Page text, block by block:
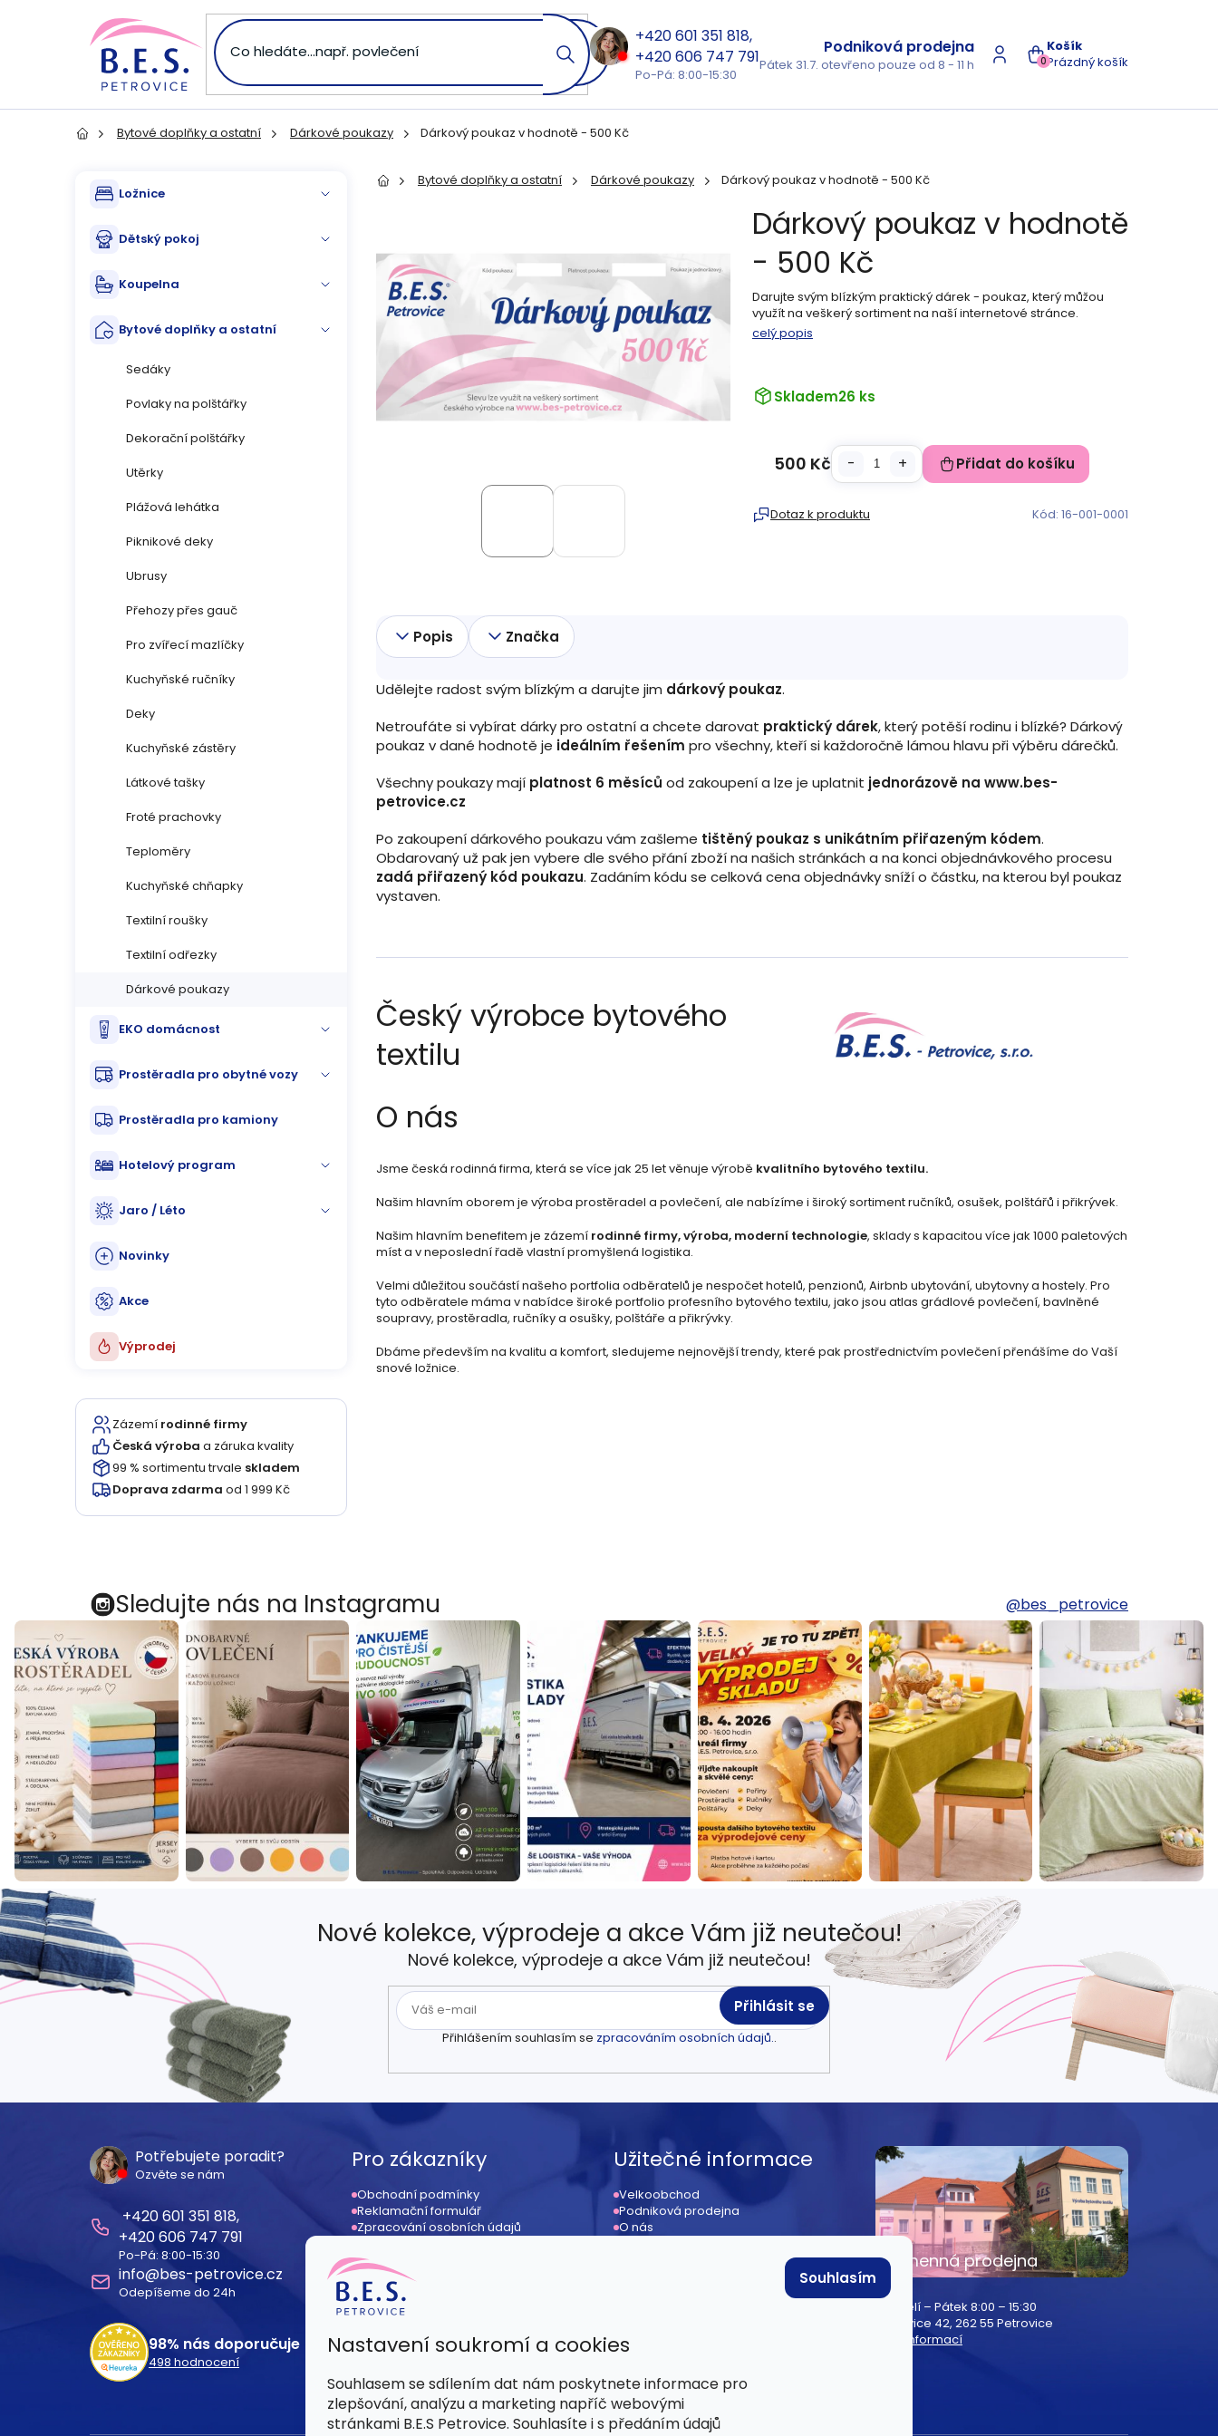
Nastavení soukromí a cookies
Souhlasem se sdílením dat nám poskytnete informace pro
zlepšování, analýzu a marketing napříč webovými
stránkami B.E.S Petrovice. Souhlasíte i s předáním údajů
Souhlasím
NÁKUPNÍ
Prázdný košík
0
601 351 818
606 747 791
Po-Pá: 8:00-15:30
Podniková prodejna
Pátek 31.7. otevřeno pouze od 8 - 11 h
Domů Bytové doplňky a ostatní Dárkové poukazy Dárkový poukaz v hodnotě - 500 Kč
kategorieLožnice
Dětský pokoj
Koupelna
Bytové doplňky a ostatní
Sedáky
Povlaky na polštářky
Dekorační polštářky
Utěrky
Plážová lehátka
Piknikové deky
Ubrusy
Přehozy přes gauč
Pro zvířecí mazlíčky
Kuchyňské ručníky
Deky
Kuchyňské zástěry
Látkové tašky
Froté prachovky
Teploměry
Kuchyňské chňapky
Textilní roušky
Textilní odřezky
Dárkové poukazy
EKO domácnost
Prostěradla pro obytné vozy
Prostěradla pro kamiony
Hotelový program
Jaro / Léto
Novinky
Akce
Výprodej
Zázemí rodinné firmy
Česká výroba a záruka kvality
99 % sortimentu trvale skladem
Doprava zdarma od 1 999 Kč
Domů Bytové doplňky a ostatní Dárkové poukazy Dárkový poukaz v hodnotě - 500 Kč
Skladem26 ks
Darujte svým blízkým praktický dárek - poukaz, který můžou
využít na veškerý sortiment na naší internetové stránce.
celý popis
Dotaz k produktu Kód: 16-001-0001
Dárkový poukaz v hodnotě
- 500 Kč
500 Kč Přidat do košíku
Popis Značka
Udělejte radost svým blízkým a darujte jim dárkový poukaz.
Netroufáte si vybírat dárky pro ostatní a chcete darovat praktický dárek, který potěší rodinu i blízké? Dárkový
poukaz v dané hodnotě je ideálním řešením pro všechny, kteří si každoročně lámou hlavu při výběru dárečků.
Všechny poukazy mají platnost 6 měsíců od zakoupení a lze je uplatnit jednorázově na www.bes-
petrovice.cz
Po zakoupení dárkového poukazu vám zašleme tištěný poukaz s unikátním přiřazeným kódem.
Obdarovaný už pak jen vybere dle svého přání zboží na našich stránkách a na konci objednávkového procesu
zadá přiřazený kód poukazu. Zadáním kódu se celková cena objednávky sníží o částku, na kterou byl poukaz
vystaven.
Český výrobce bytového
textilu
O nás
Jsme česká rodinná firma, která se více jak 25 let věnuje výrobě kvalitního bytového textilu.
Našim hlavním oborem je výroba prostěradel a povlečení, ale nabízíme i široký sortiment ručníků, osušek, polštářů i přikrývek.
Našim hlavním benefitem je zázemí rodinné firmy, výroba, moderní technologie, sklady s kapacitou více jak 1000 paletových
míst a v neposlední řadě vlastní promyšlená logistika.
Velmi důležitou součástí našeho portfolia odběratelů je nespočet hotelů, penzionů, Airbnb ubytování, ubytovny a hostely. Pro
tyto odběratele máma v nabídce široké portfolio profesního bytového textilu, jako jsou atlas grádlové povlečení, bavlněné
soupravy, prostěradla, ručníky a osušky, polštáře a přikrývky.
Dbáme především na kvalitu a komfort, sledujeme nejnovější trendy, které pak prostřednictvím povlečení přenášíme do Vaší
snové ložnice.
Sledujte nás na Instagramu @bes_petrovice
Nové kolekce, výprodeje a akce Vám již neutečou!
Nové kolekce, výprodeje a akce Vám již neutečou!
Přihlášením souhlasím se zpracováním osobních údajů..
Přihlásit se
Potřebujete poradit?
Ozvěte se nám
601 351 818
606 747 791
Po-Pá: 8:00-15:30
info@bes-petrovice.cz
Odepíšeme do 24h
98% nás doporučuje
498 hodnocení
Pro zákazníky
Obchodní podmínky
Reklamační formulář
Zpracování osobních údajů
Registrace
Dodací podmínky
Užitečné informace
Velkoobchod
Podniková prodejna
O nás
Kamenná prodejna
Pondělí – Pátek 8:00 – 15:30
Petrovice 42, 262 55 Petrovice
Více informací